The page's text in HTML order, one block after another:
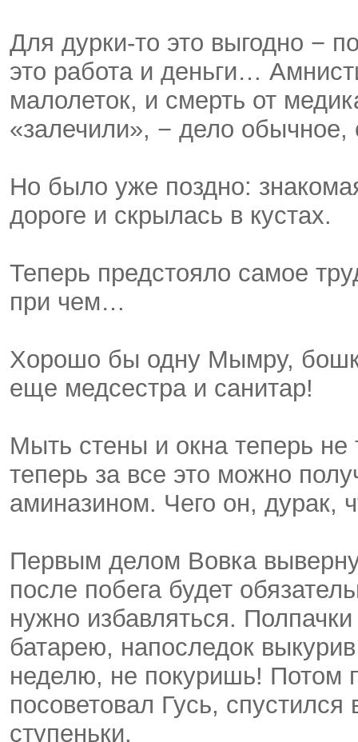
Для дурки-то это выгодно −
это работа и деньги…
малолеток, и смерть от
«залечили», − дело
Но было уже поздно:
дороге и скрылась в кустах.
Теперь предстояло самое
при чем…
Хорошо бы одну Мымру,
еще медсестра и санитар!
Мыть стены и окна теперь не
теперь за все это можно
аминазином. Чего он, дурак,
Первым делом Вовка
после побега будет
нужно избавляться.
батарею, напоследок
неделю, не покуришь! Потом
посоветовал Гусь,
ступеньки.